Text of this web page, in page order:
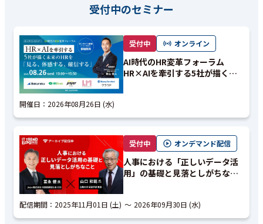
受付中のセミナー
受付中 オンライン
AI時代のHR変革フォーラム
HR×AIを牽引する5社が描く未
開催日： 2026年08月26日 (水)
受付中 オンデマンド配信
人事における「正しいデータ活
用」の基礎と見落としがちなこ
配信期間： 2025年11月01日 (土) 2026年09月30日 (水)